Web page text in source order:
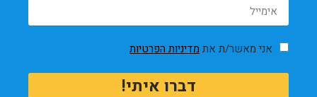
אני מאשר/ת את מדיניות הפרטיות
דברו איתי!